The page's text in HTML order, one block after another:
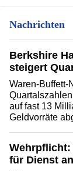
Nachrichten
Berkshire
steigert
Waren-Buffett-
auf fast 13
Geldvorräte
Wehrpflicht:
für Dienst